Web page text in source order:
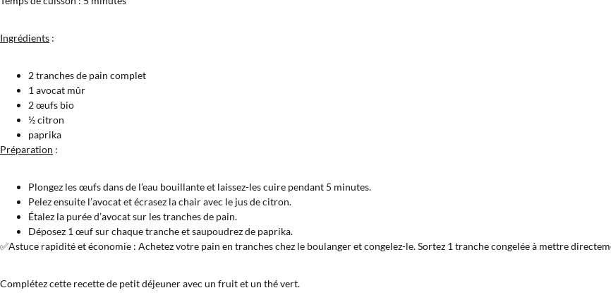
Ingrédients :
2 tranches de pain complet
1 avocat mûr
2 œufs bio
½ citron
paprika
Préparation :
Plongez les œufs dans de l’eau bouillante et laissez-les cuire pendant 5 minutes.
Pelez ensuite l’avocat et écrasez la chair avec le jus de citron.
Étalez la purée d’avocat sur les tranches de pain.
Déposez 1 œuf sur chaque tranche et saupoudrez de paprika.
✅Astuce rapidité et économie : Achetez votre pain en tranches chez le boulanger et congelez-le. Sortez 1 tranche congelée à mettre
Complétez cette recette de petit déjeuner avec un fruit et un thé vert.